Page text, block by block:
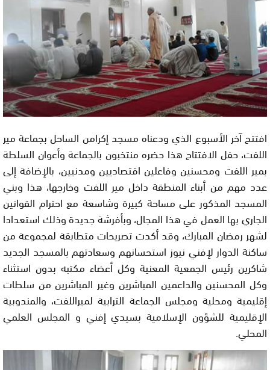
افتتح آخر الأسبوع الذي ودعناه مسجد إكرامن الساحل بجماعة مير
اللفت، حفل الافتتاح هذا حضره منتخبون بالجماعة وأعوان السلطة
بمير اللفت ومحسنين وفاعلين اقتصاديين ومدنيين، بالإضافة إلى
عدد مهم من أبناء المنطقة داخل مير اللفت وخارجها، هذا وبني
المسجد المذكور على مساحة كبيرة وشاسعة مع احترام القوانين
الجاري بها العمل في هذا المجال، وبأفرشة جديدة وذلك استعدادا
لشهر رمضان المبارك، وقد أكدت تصريحات متطابقة لمجموعة من
ساكنة الدوار لإفني نيوز استحسانهم وسعادتهم بالمسجد الجديد
شاكرين رئيس الجمعية المعنية وكل أعضاء مكتبه بدون استثناء
وكل المحسنين والداعمين المباشرين وغير المباشرين من سلطات
إقليمية ومحلية ومجلس الجماعة الترابية لميراللفت، والمندوبية
الإقليمية للشؤون الإسلامية بسيدي إفني و المجلس العلمي
المحلي.